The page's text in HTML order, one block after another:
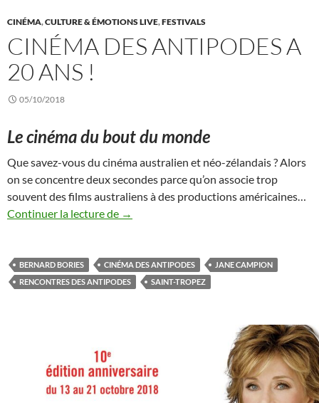
CINÉMA,CULTURE & ÉMOTIONS LIVE,FESTIVALS
CINÉMA DES ANTIPODES A
20 ANS !
05/10/2018
Le cinéma du bout du monde
Que savez-vous du cinéma australien et néo-zélandais ? Alors
on se concentre deux secondes parce qu’on associe trop
souvent des films australiens à des productions américaines…
Continuer la lecture de
Cinéma des Antipodes a 20 ans !
→
BERNARD BORIES CINÉMA DES ANTIPODES
JANE CAMPION
RENCONTRES DES ANTIPODES
SAINT-TROPEZ